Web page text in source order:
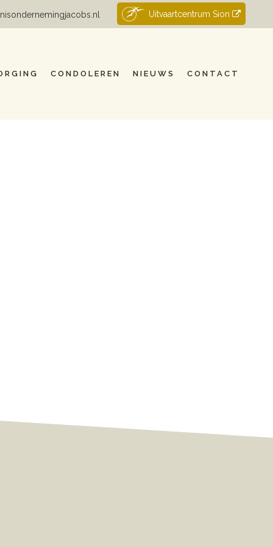
Uitvaartcentrum Sion
CONDOLEREN NIEUWS CONTACT